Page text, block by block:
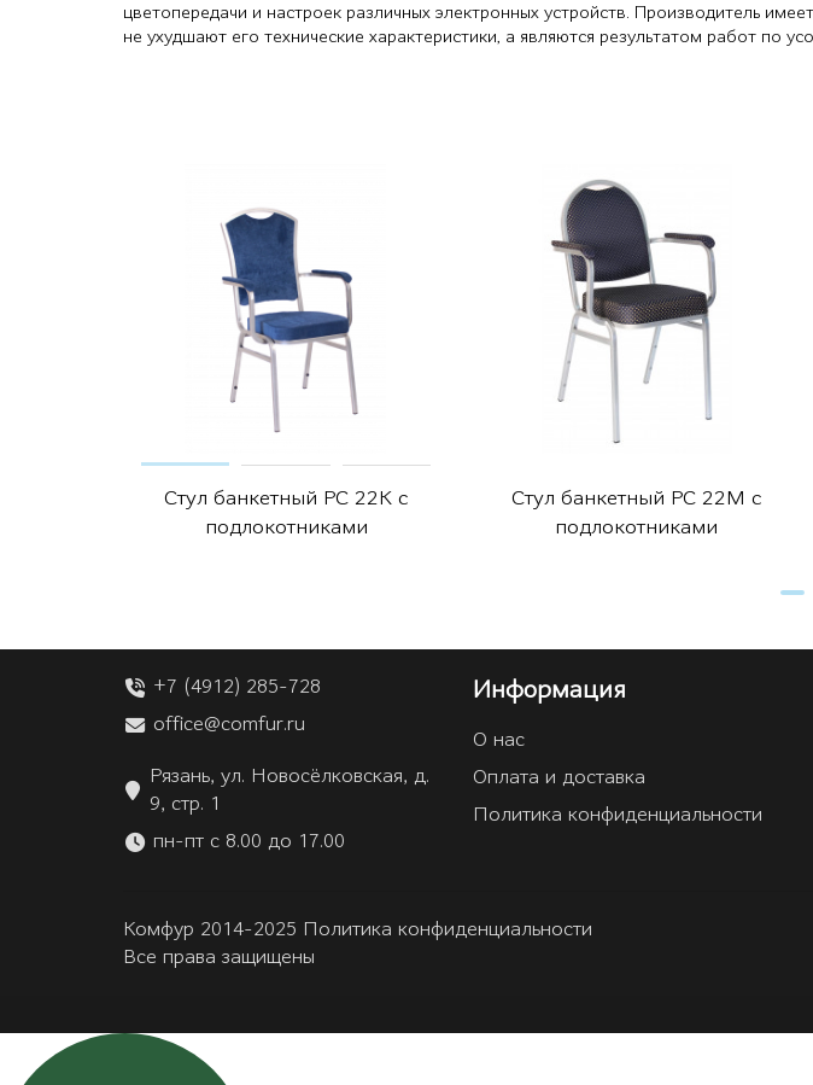
цветопередачи и настроек различных электронных устройств. Производитель
не ухудшают его технические характеристики, а являются результатом работ по
Стул банкетный РС 22К с
подлокотниками
Стул банкетный РС 22М с
подлокотниками
+7 (4912) 285-728
office@comfur.ru
Рязань, ул. Новосёлковская, д.
9, стр. 1
пн-пт с 8.00 до 17.00
Информация
О нас
Оплата и доставка
Политика конфиденциальности
Комфур 2014-2025 Политика конфиденциальности
Все права защищены